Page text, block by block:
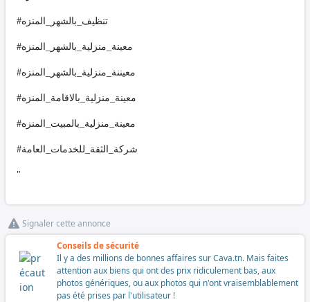
#تنظيف_بالشهر_المنزه
#معينة_منزلية_بالشهر_المنزه
#معيننة_منزلية_بالشهر_المنزه
#معينة_منزلية_بالاقامة_المنزه
#معينة_منزلية_بالمبيت_المنزه
#شركة_الثقة_للخدمات_العامة
"
Signaler cette annonce
Conseils de sécurité
Il y a des millions de bonnes affaires sur Cava.tn. Mais faites
attention aux biens qui ont des prix ridiculement bas, aux
photos génériques, ou aux photos qui n'ont vraisemblablement
pas été prises par l'utilisateur !